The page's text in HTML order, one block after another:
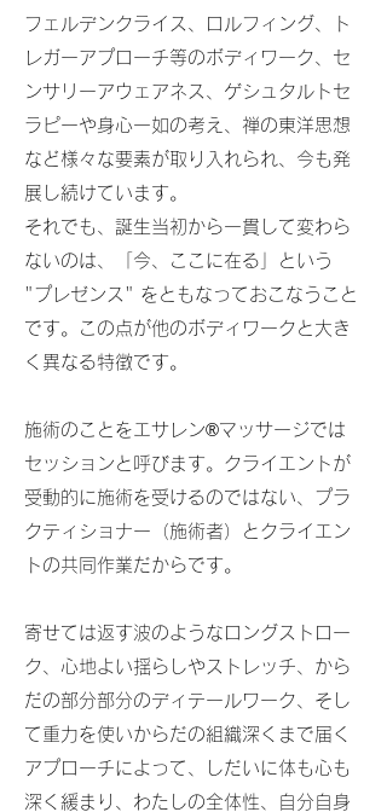
フェルデンクライス、ロルフィング、ト
レガーアプローチ等のボディワーク、セ
ンサリーアウェアネス、ゲシュタルトセ
ラピーや身心一如の考え、禅の東洋思想
など様々な要素が取り入れられ、今も発
展し続けています。
それでも、誕生当初から一貫して変わら
ないのは、
「今、ここに在る」という
"プレゼンス" をともなっておこなうこと
です。この点が他のボディワークと大き
く異なる特徴です。
施術のことをエサレン®︎マッサージでは
セッションと呼びます。クライエントが
受動的に施術を受けるのではない、プラ
クティショナー（施術者）とクライエン
トの共同作業だからです。
寄せては返す波のようなロングストロー
ク、 心地よい揺らしやストレッチ、 から
だの部分部分のディテールワーク、そし
て 重力を使いからだの組織深くまで届く
アプローチによって、
しだいに体も心も
深く緩まり、わたしの全体性、自分自身